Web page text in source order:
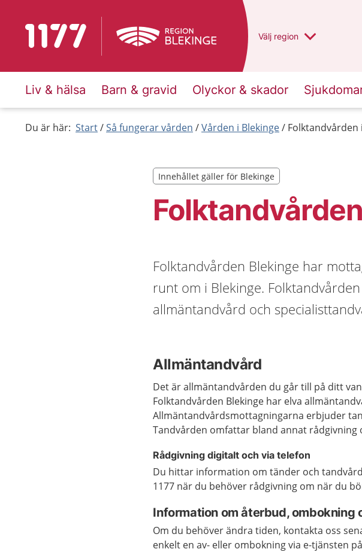
Till startsidan för 1177 Du har valt region
Välj en annan
region
Liv & hälsa Barn & gravid Olyckor & skador
Du är här: Start Så fungerar vården Vården i Blekinge Folktandvården
Innehållet gäller för Blekinge
Innehållet gäller för Blekinge
Folktandvården Blekinge har
runt om i Blekinge.
allmäntandvård och
Allmäntandvård
Det är allmäntandvården du går till på ditt
Folktandvården Blekinge har elva
Allmäntandvårdsmottagningarna erbjuder
Tandvården omfattar bland annat rådgivning
Rådgivning digitalt och via telefon
Du hittar information om tänder och
1177 när du behöver rådgivning om när du
Information om återbud, ombokning
Om du behöver ändra tiden, kontakta oss
enkelt en av- eller ombokning via e-tjänsten